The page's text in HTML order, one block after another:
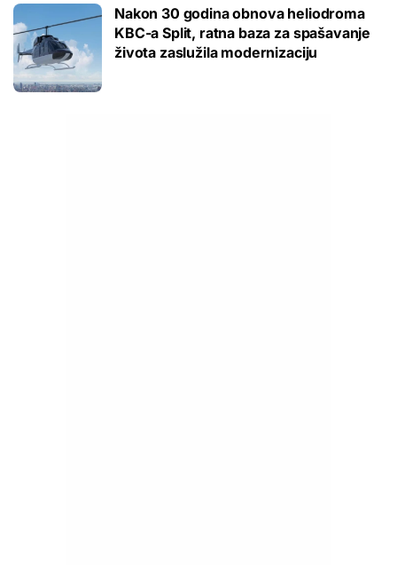
Nakon 30 godina obnova heliodroma
KBC-a Split, ratna baza za spašavanje
života zaslužila modernizaciju